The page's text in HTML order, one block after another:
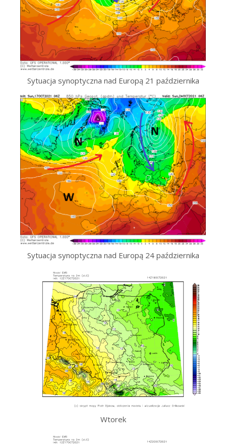
Sytuacja synoptyczna nad Europą 21 października
Sytuacja synoptyczna nad Europą 24 października
Wtorek